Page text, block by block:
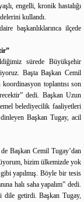
engelli, kronik hastalığı
kullandı.
başkanlıklarınca ilçede
sürede Büyükşehir
Başta Başkan Cemil
toplantısı son
dedi. Başkan Uzun
belediyecilik faaliyetleri
Başkan Tugay, acil
Başkan Cemil Tugay’dan
bizim ülkemizde yok
yapılmış. Böyle bir tesis
halı saha yapalım” dedi.
dile getirdi. Başkan Tugay,